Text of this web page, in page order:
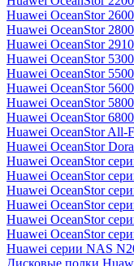
Huawei OceanStor
Huawei OceanStor
Huawei OceanStor
Huawei OceanStor
Huawei OceanStor
Huawei OceanStor
Huawei OceanStor
Huawei OceanStor
Huawei OceanStor All-
Huawei OceanStor
Huawei OceanStor
Huawei OceanStor
Huawei OceanStor
Huawei OceanStor
Huawei OceanStor
Huawei OceanStor
Huawei серии NAS
Дисковые полки